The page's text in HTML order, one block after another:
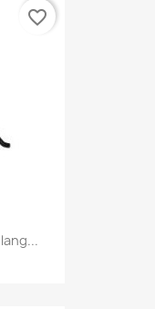
favorite_border